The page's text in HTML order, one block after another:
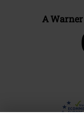
A